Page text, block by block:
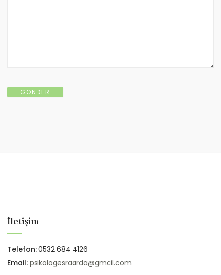
İletişim
Telefon: 0532 684 4126
Email: psikologesraarda@gmail.com